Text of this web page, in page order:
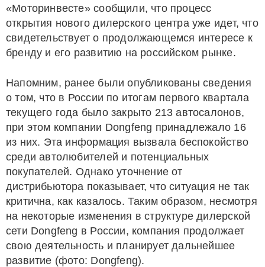
«Моторинвесте» сообщили, что процесс
открытия нового дилерского центра уже идет, что
свидетельствует о продолжающемся интересе к
бренду и его развитию на российском рынке.
Напомним, ранее были опубликованы сведения
о том, что в России по итогам первого квартала
текущего года было закрыто 213 автосалонов,
при этом компании Dongfeng принадлежало 16
из них. Эта информация вызвала беспокойство
среди автолюбителей и потенциальных
покупателей. Однако уточнение от
дистрибьютора показывает, что ситуация не так
критична, как казалось. Таким образом, несмотря
на некоторые изменения в структуре дилерской
сети Dongfeng в России, компания продолжает
свою деятельность и планирует дальнейшее
развитие (фото: Dongfeng).